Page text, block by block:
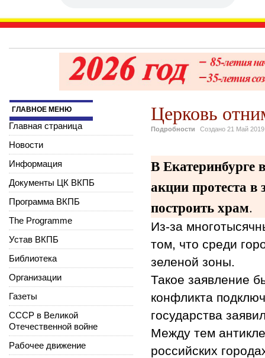
Церковь
Подробности Создано 21 Май 2019
В Екатеринбурге
акции протеста в
построить храм.
Из-за
том, что среди
зеленой зоны.
Такое заявление
конфликта
государства
Между тем
российских
ГЕОПОЛИТИКА
ГЛАВНОЕ МЕНЮ
Главная страница
Новости
Информация
Документы ЦК ВКПБ
Программа ВКПБ
The Programme
Устав ВКПБ
Библиотека
Организации
Газеты
СССР в Великой
Отечественной войне
Рабочее движение